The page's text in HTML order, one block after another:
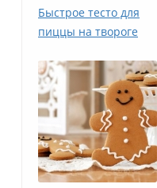
Быстрое тесто для
пиццы на твороге